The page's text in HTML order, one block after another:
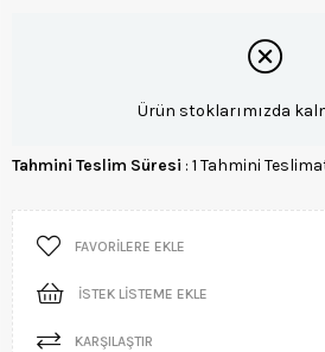
Ürün stoklarımızda
Tahmini Teslim Süresi : 1 Tahmini
FAVORILERE EKLE
İSTEK LISTEME EKLE
KARŞILAŞTIR